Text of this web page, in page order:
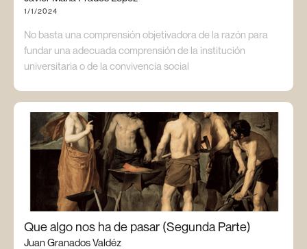
1/1/2024
No basta una comprensión objetivadora de la razón para
fundar una adecuada comprensión de la institución
universitaria o de la convivencia social
Que algo nos ha de pasar (Segunda Parte)
Juan Granados Valdéz